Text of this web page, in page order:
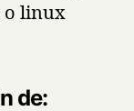
o linux
de: